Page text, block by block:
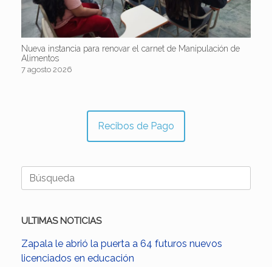
Nueva instancia para renovar el carnet de Manipulación de
Alimentos
7 agosto 2026
Recibos de Pago
Buscar:
ULTIMAS NOTICIAS
Zapala le abrió la puerta a 64 futuros nuevos
licenciados en educación